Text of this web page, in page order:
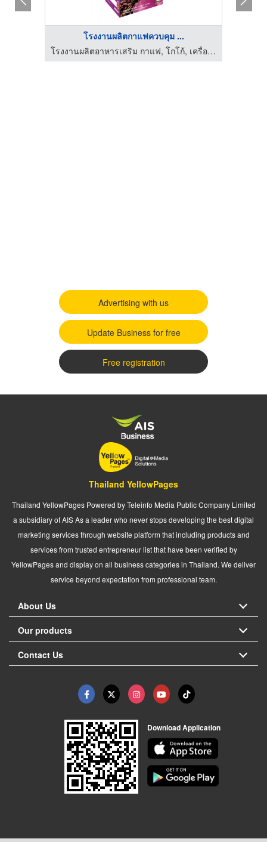
โรงงานผลิตกาแฟควบคุม ...
โรงงานผลิตอาหารเสริม กาแฟ, โกโก้, เครื่องดื่มสุขภาพ และเครื่องสำอาง
Advertising with us
Update Business for free
Free registration
Thailand YellowPages
Thailand YellowPages Powered by Teleinfo Media Public Company Limited
a subsidiary of AIS As a leader who never stops developing the best digital
marketing services through website platform that including products and
services from trusted entrepreneur list that have been verified by
YellowPages and display on all business categories in Thailand. We deliver
service beyond expectation from professional team.
About Us
Our products
Contact Us
Download Application